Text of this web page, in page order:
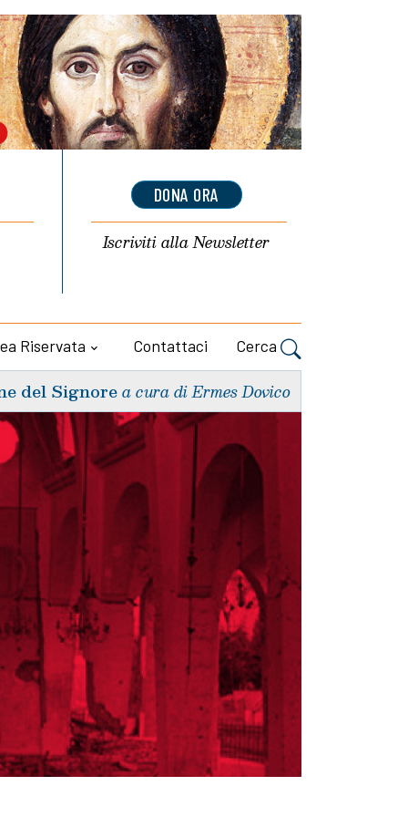
DONA ORA
Iscriviti allaNewsletter
Riservata Contattaci Cerca
del Signorea cura di Ermes Dovico